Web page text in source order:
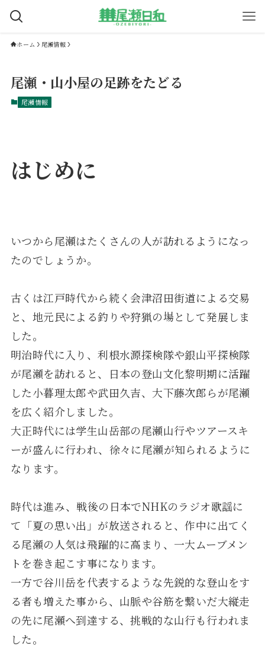
ホーム 尾瀬情報
尾瀬・山小屋の足跡をたどる
尾瀬情報
はじめに
いつから尾瀬はたくさんの人が訪れるようになっ
たのでしょうか。
古くは江戸時代から続く会津沼田街道による交易
と、地元民による釣りや狩猟の場として発展しま
した。
明治時代に入り、利根水源探検隊や銀山平探検隊
が尾瀬を訪れると、日本の登山文化黎明期に活躍
した小暮理太郎や武田久吉、大下藤次郎らが尾瀬
を広く紹介しました。
大正時代には学生山岳部の尾瀬山行やツアースキ
ーが盛んに行われ、徐々に尾瀬が知られるように
なります。
時代は進み、戦後の日本でNHKのラジオ歌謡に
て「夏の思い出」が放送されると、作中に出てく
る尾瀬の人気は飛躍的に高まり、一大ムーブメン
トを巻き起こす事になります。
一方で谷川岳を代表するような先鋭的な登山をす
る者も増えた事から、山脈や谷筋を繋いだ大縦走
の先に尾瀬へ到達する、挑戦的な山行も行われま
した。